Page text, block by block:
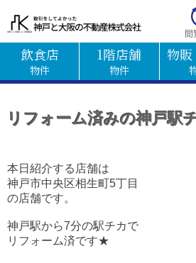
閲
飲食店
物件
1階店舗
物件
物
リフォーム済みの神戸駅
本日紹介する店舗は
神戸市中央区相生町5丁目
の店舗です。
神戸駅から7分の駅チカで
リフォーム済です★